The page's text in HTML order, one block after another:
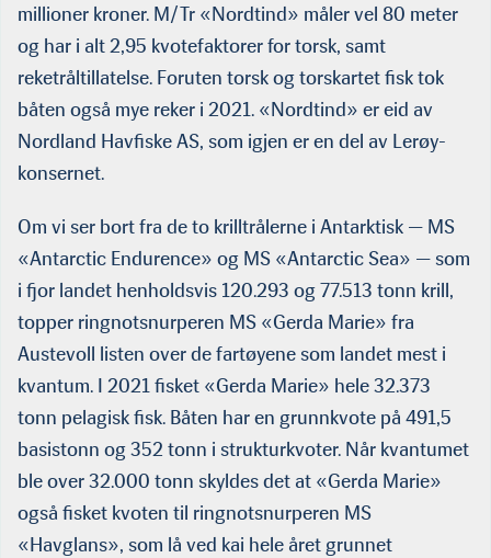
millioner kroner. M/Tr «Nordtind» måler vel 80 meter
og har i alt 2,95 kvotefaktorer for torsk, samt
reketråltillatelse. Foruten torsk og torskartet fisk tok
båten også mye reker i 2021. «Nordtind» er eid av
Nordland Havfiske AS, som igjen er en del av Lerøy-
konsernet.
Om vi ser bort fra de to krilltrålerne i Antarktisk — MS
«Antarctic Endurence» og MS «Antarctic Sea» — som
i fjor landet henholdsvis 120.293 og 77.513 tonn krill,
topper ringnotsnurperen MS «Gerda Marie» fra
Austevoll listen over de fartøyene som landet mest i
kvantum. I 2021 fisket «Gerda Marie» hele 32.373
tonn pelagisk fisk. Båten har en grunnkvote på 491,5
basistonn og 352 tonn i strukturkvoter. Når kvantumet
ble over 32.000 tonn skyldes det at «Gerda Marie»
også fisket kvoten til ringnotsnurperen MS
«Havglans», som lå ved kai hele året grunnet